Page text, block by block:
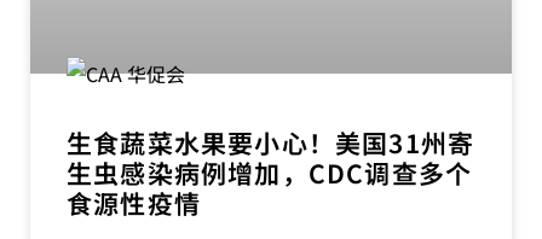
生食蔬菜水果要小心！美国31州寄
生虫感染病例增加，CDC调查多个
食源性疫情